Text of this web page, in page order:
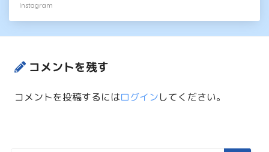
Instagram
コメントを残す
コメントを投稿するにはログインしてください。